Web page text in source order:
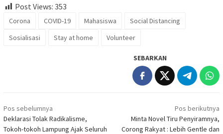
Post Views: 353
Corona COVID-19 Mahasiswa
Social Distancing
Sosialisasi
Stay at home Volunteer
SEBARKAN
Navigasi
pos
Pos sebelumnya
Deklarasi Tolak Radikalisme,
Tokoh-tokoh Lampung Ajak Seluruh
Pos berikutnya
Minta Novel Tiru Penyiramnya,
Corong Rakyat : Lebih Gentle dan